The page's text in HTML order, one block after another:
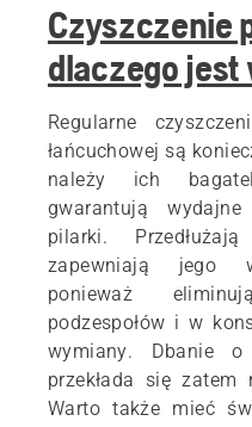
Czyszczenie
dlaczego jest
Regularne
łańcuchowej są
należy ich
gwarantują
pilarki.
zapewniają jego
ponieważ
podzespołów i w
wymiany. Dbanie
przekłada się zatem
Warto także mieć